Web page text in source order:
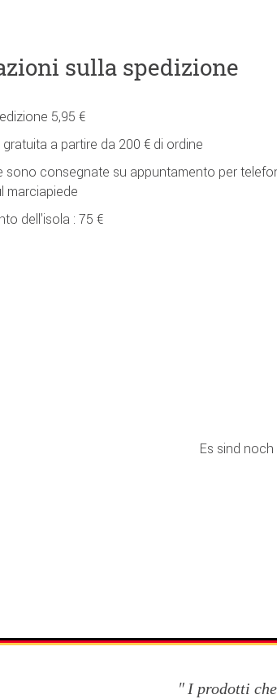
sulla spedizione
5,95 €
a partire da 200 € di ordine
sono consegnate su appuntamento per
marciapiede
dell'isola : 75 €
Es sind
I prodotti